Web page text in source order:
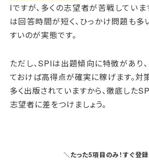
Iですが、多くの志望者が苦戦してい
は回答時間が短く、ひっかけ問題も多
すいのが実態です。
ただし、SPIは出題傾向に特徴があり
ておけば高得点が確実に稼げます。対
多く出版されていますから、徹底した
志望者に差をつけましょう。
＼たった5項目のみ！すぐ登